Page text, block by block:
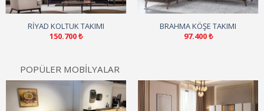
RIYAD KOLTUK TAKIMI
150.700₺
BRAHMA KÖŞE TAKIMI
97.400₺
POPÜLER MOBİLYALAR